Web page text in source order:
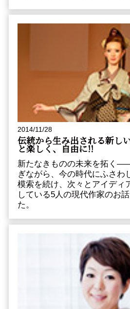
2014/11/28
伝統から生み出される新し
と楽しく、自由に!!
新たなきものの未来を拓く
ぎながら、今の時代にふさわ
模索を続け、次々とアイディ
している5人の現代作家のお
た。